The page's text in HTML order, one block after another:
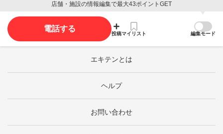
店舗・施設の情報編集で最大43ポイントGET
電話する
投稿マイリスト 編集モード
エキテンとは
ヘルプ
お問い合わせ